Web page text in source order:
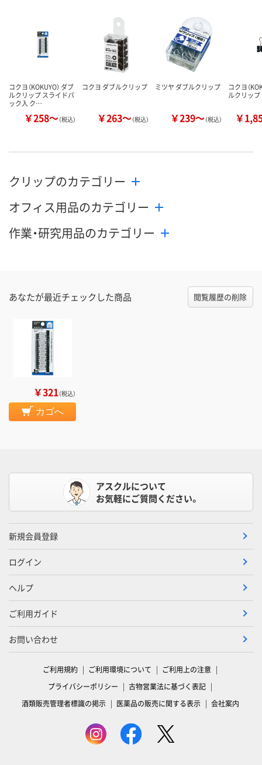
カゴへ カゴへ カ
コクヨ（KOKUYO） ダブ
ルクリップ スライドパ
ック入 ク…
￥258～（税込）
コクヨ ダブルクリップ
￥263～（税込）
ミツヤ ダブルクリップ
￥239～（税込）
コクヨ（
ルクリップ
￥
クリップのカテゴリー
オフィス用品のカテゴリー
作業・研究用品のカテゴリー
あなたが最近チェックした商品 閲覧履歴の削除
￥321（税込）
カゴへ
アスクルについて
お気軽にご質問ください。
新規会員登録
ログイン
ヘルプ
ご利用ガイド
お問い合わせ
ご利用規約 ご利用環境について
ご利用上の注意
プライバシーポリシー
古物営業法に基づく表記
酒類販売管理者標識の掲示
医薬品の販売に関する表示 会社案内